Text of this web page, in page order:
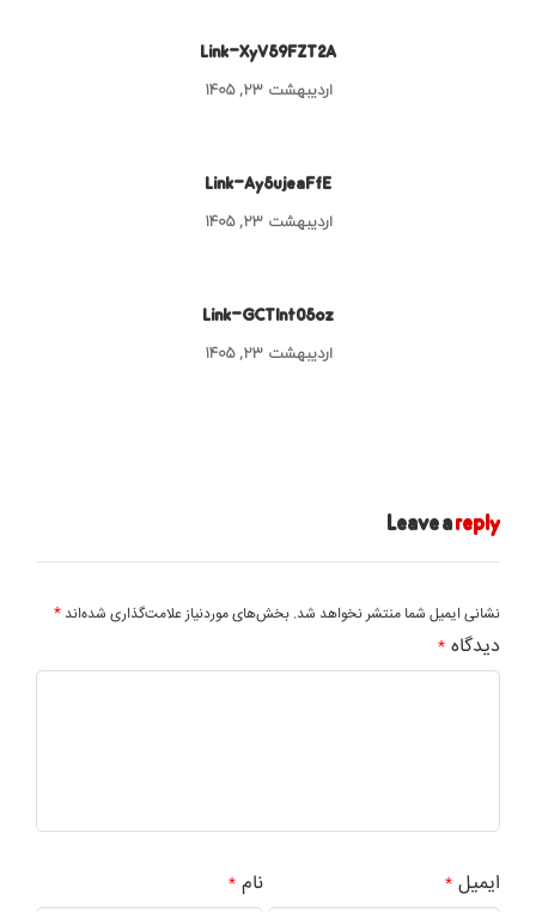
Link-XyV59FZT2A
اردیبهشت ۲۳, ۱۴۰۵
Link-Ay5ujeaFfE
اردیبهشت ۲۳, ۱۴۰۵
Link-GCTInt05oz
اردیبهشت ۲۳, ۱۴۰۵
Leave areply
نشانی ایمیل شما منتشر نخواهد شد. بخش‌های موردنیاز علامت‌گذاری شده‌اند *
دیدگاه *
نام * ایمیل*